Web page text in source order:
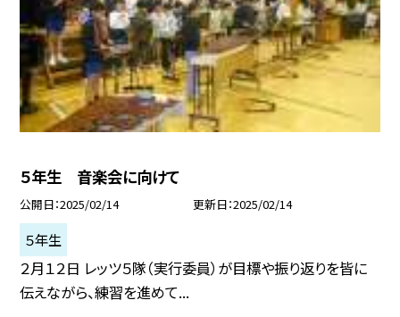
５年生 音楽会に向けて
公開日 2025/02/14 更新日 2025/02/14
５年生
２月１２日 レッツ５隊（実行委員）が目標や振り返りを皆に
伝えながら、練習を進めて...